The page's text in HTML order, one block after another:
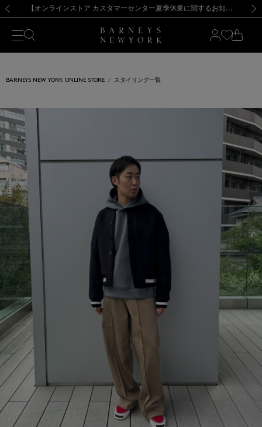
新規登録のお客様も対象！＜MY BARNEYS＞会員のお客様は11,000円（税込）以上のお買上げで常時送料無料！お買い物の際は会員登録を！
【夏季休業に伴う出荷一時停止のお知らせ】(2026.8.7) 【オンラインストア カスタマーセンター夏季休業に関するお知らせ】（2026.8.7）
【夏季休業に伴う返品・交換承り一時停止のお知らせ】（2026.8.5）
熊本県を中心とした地震の影響によるお荷物のお届けについて
【開催中】SUMMER SALEのご案内・ご注意事項 新規登録のお客様も対象！＜MY BARNEYS＞会員のお客様は11,000円（税込）以上のお買上げで常時送料無料！お買い物の際は会員登録を！
【夏季休業に伴う出荷一時停止のお知らせ】(2026.8.7)
BARNEYS NEW YORK ONLINE STORE スタイリング一覧
前の画像 次